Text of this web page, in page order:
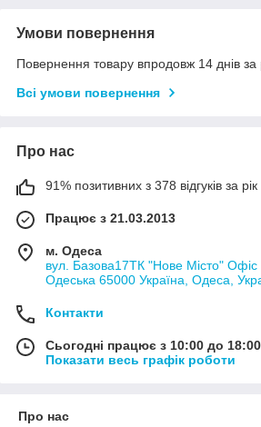
Умови повернення
Повернення товару впродовж 14 днів за
Всі умови повернення
Про нас
91% позитивних з 378 відгуків за рік
Працює з 21.03.2013
м. Одеса
вул. Базова17ТК "Нове Місто"
Одеська 65000 Україна, Одеса,
Контакти
Сьогодні працює з 10:00 до 18:00
Показати весь графік роботи
Про нас